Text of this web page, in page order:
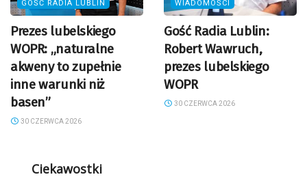
GOŚĆ RADIA LUBLIN
Prezes lubelskiego
WOPR: „naturalne
akweny to zupełnie
inne warunki niż
basen”
30 CZERWCA 2026
WIADOMOŚCI
Gość Radia Lublin:
Robert Wawruch,
prezes lubelskiego
WOPR
30 CZERWCA 2026
Ciekawostki